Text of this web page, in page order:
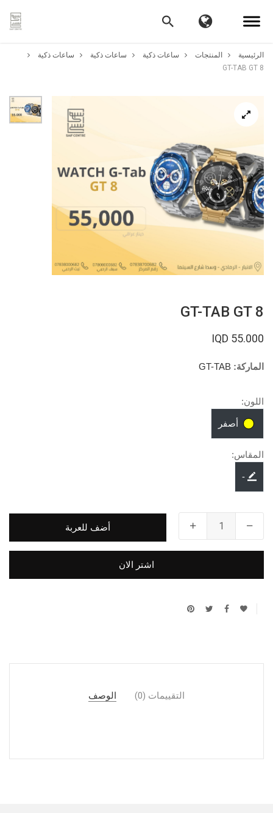
الرئيسية المنتجات ساعات ذكية ساعات ذكية
ساعات ذكية
GT-TAB GT 8
GT-TAB GT 8
55.000 IQD
الماركة: GT-TAB
اللون:
المقاس:
-
أضف للعربة
اشتر الان
الوصف التقييمات (0)